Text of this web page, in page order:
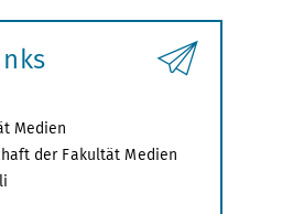
Medien
der Fakultät Medien